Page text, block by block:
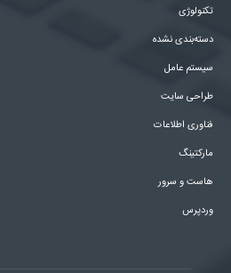
تکنولوژی
دسته‌بندی نشده
سیستم عامل
طراحی سایت
فناوری اطلاعات
مارکتینگ
هاست و سرور
وردپرس